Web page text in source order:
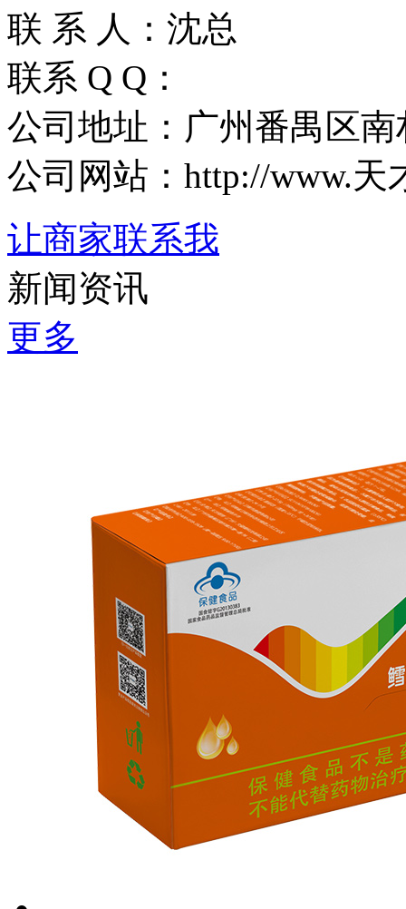
联 系 人：沈总
联系 Q Q：
公司地址：广州番禺区
公司网站：http://www.天
让商家联系我
新闻资讯
更多